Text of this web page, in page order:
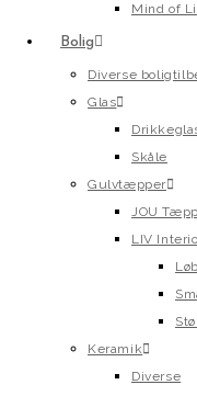
Mind of
Bolig
Diverse
Glas
Skåle
Gulvtæpper
JOU
LIV
Keramik
Diverse